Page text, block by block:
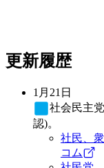
更新履歴
1月21日
社会民主党
認)。
社民、
コム